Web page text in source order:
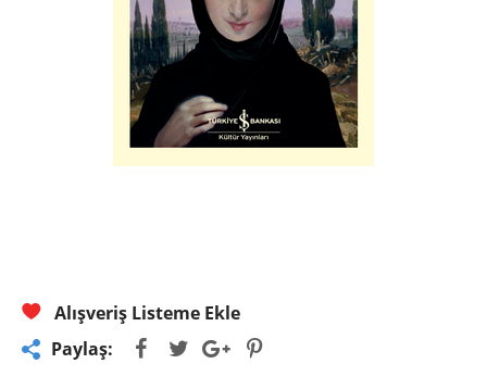
Alışveriş Listeme Ekle
Paylaş: